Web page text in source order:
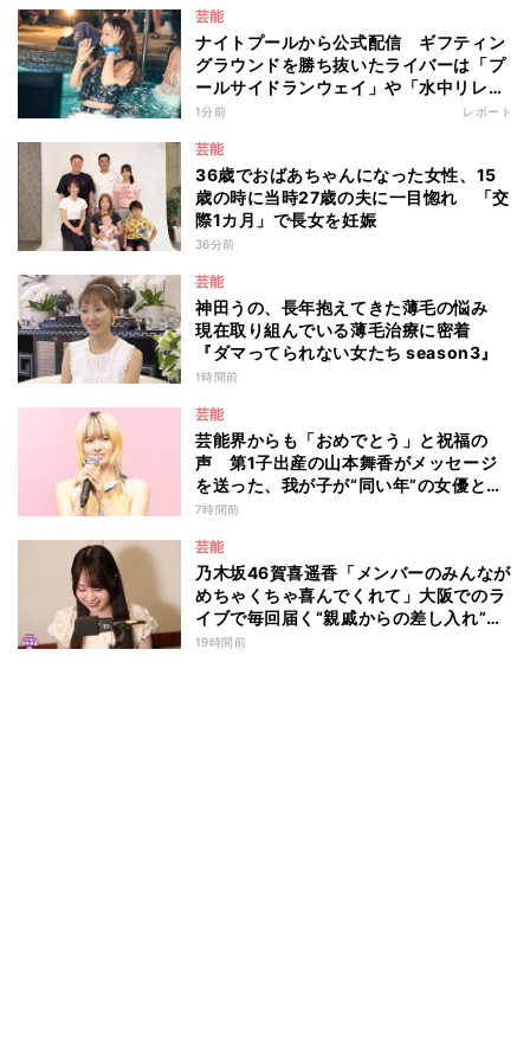
芸能
ナイトプールから公式配信 ギフティン
グラウンドを勝ち抜いたライバーは「プ
ールサイドランウェイ」や「水中リレ
ー」にも参加 『イチナナイト★プー
1分前 レポート
芸能
36歳でおばあちゃんになった女性、15
歳の時に当時27歳の夫に一目惚れ 「交
際1カ月」で長女を妊娠
36分前
芸能
神田うの、長年抱えてきた薄毛の悩み
現在取り組んでいる薄毛治療に密着
『ダマってられない女たち season3』
1時間前
芸能
芸能界からも「おめでとう」と祝福の
声 第1子出産の山本舞香がメッセージ
を送った、我が子が“同い年”の女優と
は 今月1日には2年在籍した所属事務所
改めて考えながら…」
7時間前
芸能
乃木坂46賀喜遥香「メンバーのみんなが
めちゃくちゃ喜んでくれて」大阪でのラ
イブで毎回届く“親戚からの差し入れ”と
は？
19時間前